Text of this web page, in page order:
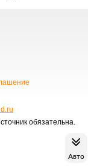
Авто
обязательна.